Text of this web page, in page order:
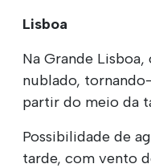
Lisboa
Na Grande
nublado,
partir do meio da
Possibilidade de
tarde, com vento